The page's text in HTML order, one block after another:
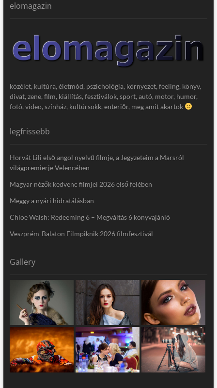
elomagazin
közélet, kultúra, életmód, pszichológia, környezet, feeling, könyv,
divat, zene, film, kiállítás, fesztiválok, sport, autó, motor, humor,
fotó, video, színház, kultúrsokk, enteriőr, meg amit akartok
legfrissebb
Horvát Lili első angol nyelvű filmje, a Jegyzeteim a Marsról
világpremierje Velencében
Magyar nézők kedvenc filmjei 2026 első felében
Meggy a nyári hidratálásban
Chloe Walsh: Redeeming 6 – Megváltás 6 könyvajánló
Veszprém-Balaton Filmpiknik 2026 filmfesztivál
Gallery